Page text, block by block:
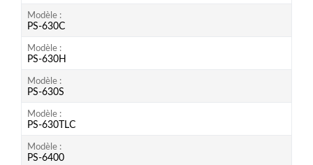
Modèle
PS-630C
Modèle
PS-630H
Modèle
PS-630S
Modèle
PS-630TLC
Modèle
PS-6400